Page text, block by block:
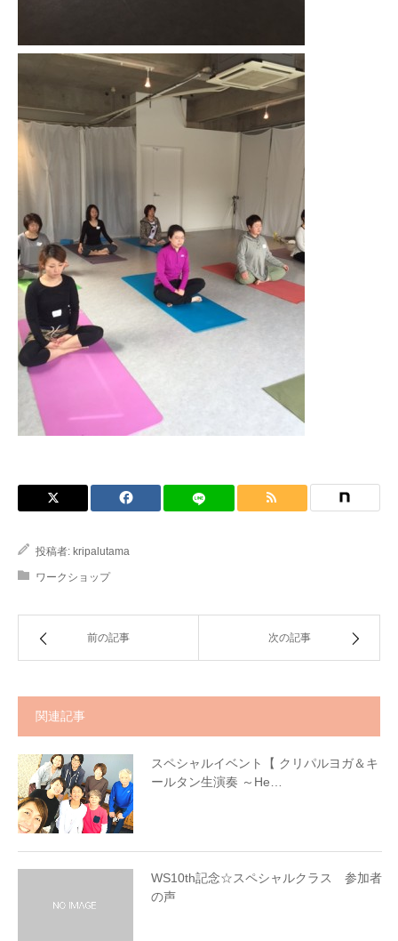
投稿者: kripalutama
ワークショップ
前の記事 次の記事
関連記事
スペシャルイベント【 クリパルヨガ＆キ
ールタン生演奏 ～He…
WS10th記念☆スペシャルクラス 参加者
の声